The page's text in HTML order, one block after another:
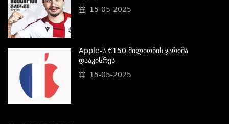
15-05-2025
Apple-Ს €150 Მილიონის Ჯარიმა
Დააკისრეს
15-05-2025